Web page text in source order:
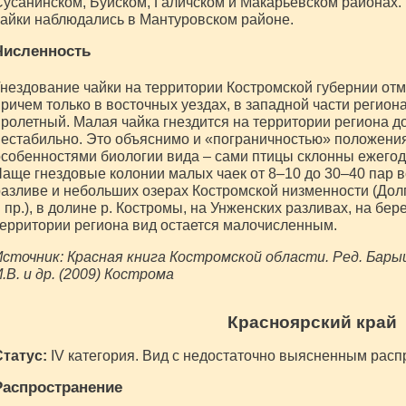
наблюдались в Мантуровском районе.
чайки на территории Костромской губернии
только в восточных уездах, в западной части
Малая чайка гнездится на территории региона
Это объяснимо и «пограничностью»
биологии вида – сами птицы склонны
гнездовые колонии малых чаек от 8–10 до 30–40 пар
и небольших озерах Костромской низменности
пр.), в долине р. Костромы, на Унженских разливах, на
региона вид остается малочисленным.
Красная книга Костромской области. Ред.
и др. (2009) Кострома
Красноярский край
IV категория. Вид с недостаточно выясненным